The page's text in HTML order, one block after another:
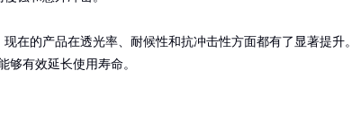
在的产品在透光率、耐候性和抗冲击性方面都有了显著提升
有效延长使用寿命。